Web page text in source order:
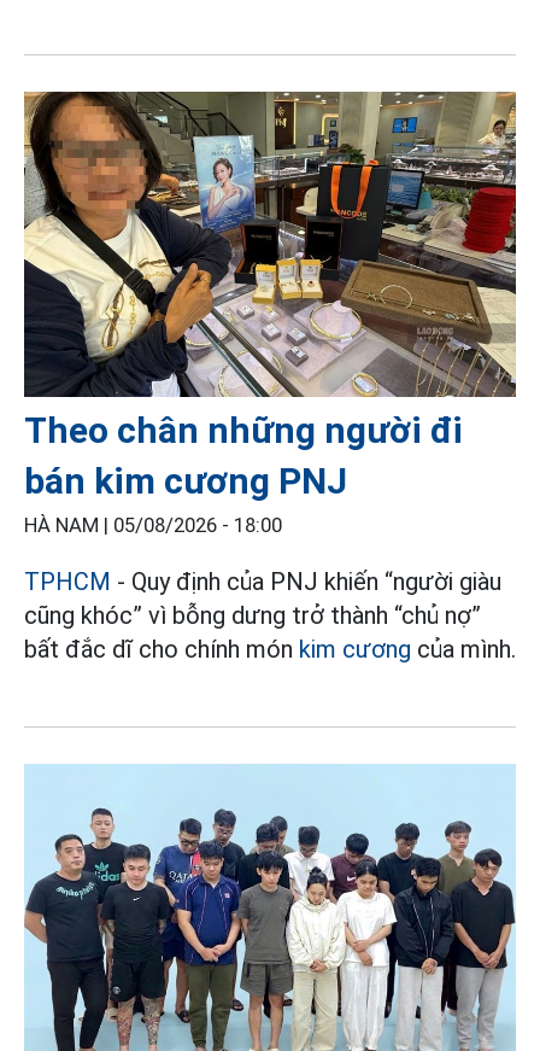
Theo chân những người đi
bán kim cương PNJ
HÀ NAM | 05/08/2026 - 18:00
TPHCM - Quy định của PNJ khiến “người giàu
cũng khóc” vì bỗng dưng trở thành “chủ nợ”
bất đắc dĩ cho chính món kim cương của mình.